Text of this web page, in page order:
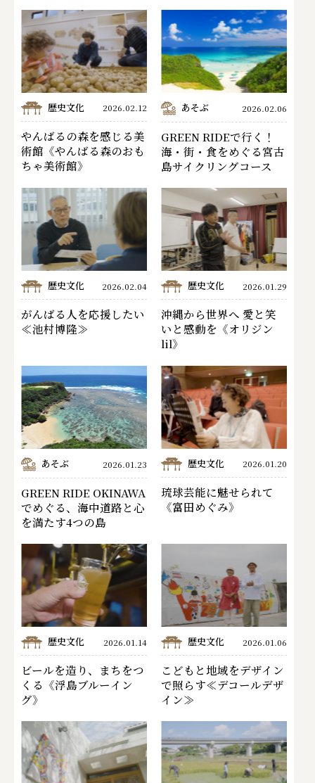
歴史文化 2026.02.12
やんばるの森を感じる美
術館《やんばる森のおも
ちゃ美術館》
あそぶ 2026.02.06
GREEN RIDEで行く！
海・街・食をめぐる宮古
島サイクリングコース
歴史文化 2026.02.04
がんばる人を応援したい
≪池村博隆≫
歴史文化 2026.01.29
沖縄から世界へ 愛と笑
いと感動を《オリジン
lil》
あそぶ 2026.01.23
GREEN RIDE OKINAWA
でめぐる、海中道路と心
を満たす4つの島
歴史文化 2026.01.20
琉球芸能に魅せられて
《富田めぐみ》
歴史文化 2026.01.14
ビールを造り、まちをつ
くる《浮島ブルーイン
グ》
歴史文化 2026.01.06
こどもと地域をデザイン
で照らす≪デコールデザ
イン≫